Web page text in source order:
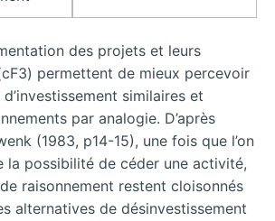
des projets et leurs
permettent de mieux percevoir
similaires et
par analogie. D’après
(1983, p14-15), une fois que l’on
la possibilité de céder une activité,
raisonnement restent cloisonnés
alternatives de désinvestissement